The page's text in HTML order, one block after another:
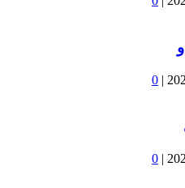
|
0
|
0